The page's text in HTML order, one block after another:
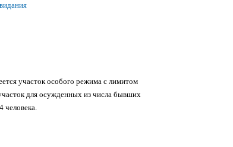
участок особого режима с лимитом
для осужденных из числа бывших
человека.